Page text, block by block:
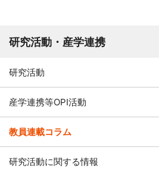
研究活動・産学連携
研究活動
産学連携等OPI活動
教員連載コラム
研究活動に関する情報